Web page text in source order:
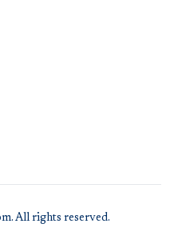
All rights reserved.